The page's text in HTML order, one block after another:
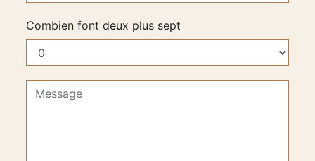
Combien font deux plus sept